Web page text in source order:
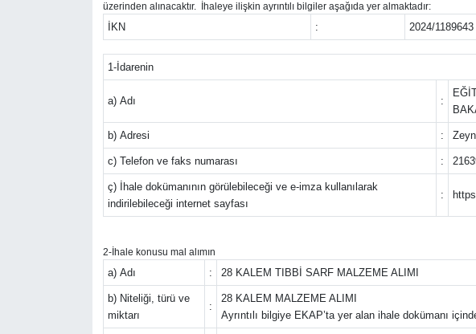
üzerinden alınacaktır. İhaleye ilişkin ayrıntılı bilgiler aşağıda yer almaktadır:
İKN : 2024/1189643
1-İdarenin
a) Adı :
b) Adresi :
c) Telefon ve faks numarası :
ç) İhale dokümanının görülebileceği ve e-imza kullanılarak
indirilebileceği internet sayfası
:
2-İhale konusu mal alımın
a) Adı : 28 KALEM TIBBİ SARF MALZEME ALIMI
b) Niteliği, türü ve
miktarı
:
28 KALEM MALZEME ALIMI
Ayrıntılı bilgiye EKAP’ta yer alan ihale dokümanı
Elif Kuşağı
Kültür Sanat
Lezzet Durağı
Memur ve Kamu
Haber Arşivi